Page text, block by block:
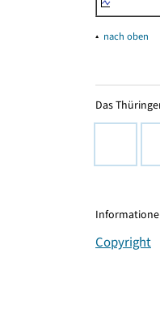
▴ nach oben
Das
Copyright